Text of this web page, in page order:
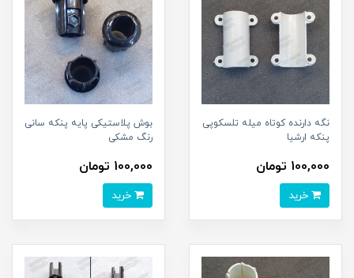
نگه دارنده کوتاه میله تلسکوپی
پنکه ارشیا
100,000 تومان
بوش پلاستیکی پایه پنکه سانی
رنگ مشکی
100,000 تومان